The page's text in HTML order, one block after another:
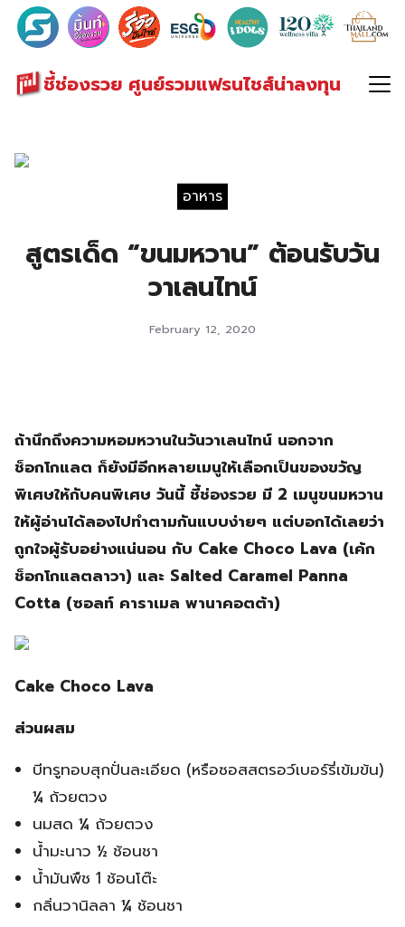
ชี้ช่องรวย ศูนย์รวมแฟรนไชส์น่าลงทุน
Search
for:
อาหาร
สูตรเด็ด “ขนมหวาน” ต้อนรับวัน
วาเลนไทน์
February 12, 2020
ถ้านึกถึงความหอมหวานในวันวาเลนไทน์ นอกจาก
ช็อกโกแลต ก็ยังมีอีกหลายเมนูให้เลือกเป็นของขวัญ
พิเศษให้กับคนพิเศษ วันนี้ ชี้ช่องรวย มี 2 เมนูขนมหวาน
ให้ผู้อ่านได้ลองไปทำตามกันแบบง่ายๆ แต่บอกได้เลยว่า
ถูกใจผู้รับอย่างแน่นอน กับ Cake Choco Lava (เค้ก
ช็อกโกแลตลาวา) และ Salted Caramel Panna
Cotta (ซอลท์ คาราเมล พานาคอตต้า)
Cake Choco Lava
ส่วนผสม
บีทรูทอบสุกปั่นละเอียด (หรือซอสสตรอว์เบอร์รี่เข้มข้น)
¼ ถ้วยตวง
นมสด ¼ ถ้วยตวง
น้ำมะนาว ½ ช้อนชา
น้ำมันพืช 1 ช้อนโต๊ะ
กลิ่นวานิลลา ¼ ช้อนชา